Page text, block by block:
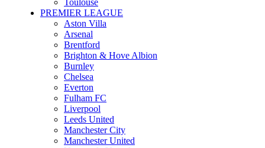
Toulouse
PREMIER LEAGUE
Aston Villa
Arsenal
Brentford
Brighton & Hove Albion
Burnley
Chelsea
Everton
Fulham FC
Liverpool
Leeds United
Manchester City
Manchester United